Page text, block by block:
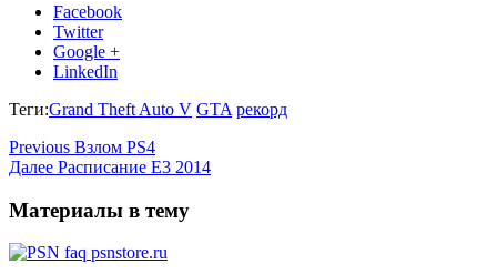
Facebook
Twitter
Google +
LinkedIn
Теги:Grand Theft Auto V GTA рекорд
Previous Взлом PS4
Далее Расписание E3 2014
Материалы в тему